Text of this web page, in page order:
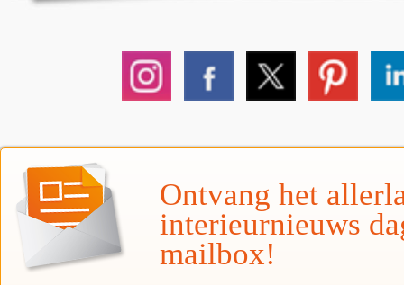
Ontvang het
interieurnieuws
mailbox!